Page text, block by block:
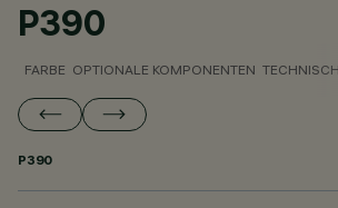
P390
FARBE OPTIONALE KOMPONENTEN
P390